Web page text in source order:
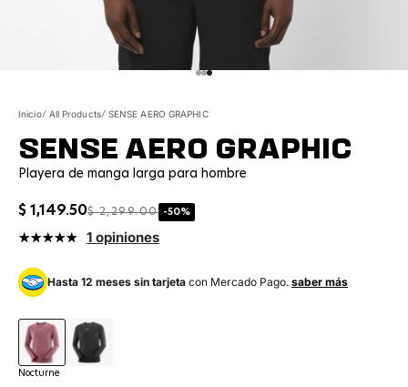
Ir al artículo 1
Ir al artículo 2
Ir al artículo 3
Inicio All Products SENSE AERO GRAPHIC
SENSE AERO GRAPHIC
Playera de manga larga para hombre
Precio de oferta
$ 1,149.50PRECIO NORMAL
$ 2,299.00 -50%
1 opiniones
Hasta 12 meses sin tarjeta con Mercado Pago. saber más
NocturneDeep Black
Nocturne